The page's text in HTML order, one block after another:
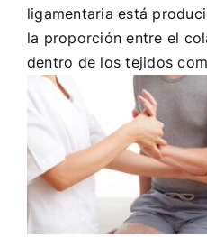
ligamentaria está
la proporción entre el
dentro de los tejidos